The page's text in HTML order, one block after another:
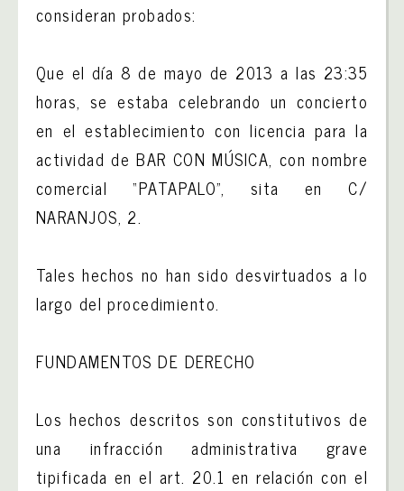
consideran probados:
Que el día 8 de mayo de 2013 a las 23:35
horas, se estaba celebrando un concierto
en el establecimiento con licencia para la
actividad de BAR CON MÚSICA, con nombre
comercial “PATAPALO”, sita en C/
NARANJOS, 2.
Tales hechos no han sido desvirtuados a lo
largo del procedimiento.
FUNDAMENTOS DE DERECHO
Los hechos descritos son constitutivos de
una infracción administrativa grave
tipificada en el art. 20.1 en relación con el